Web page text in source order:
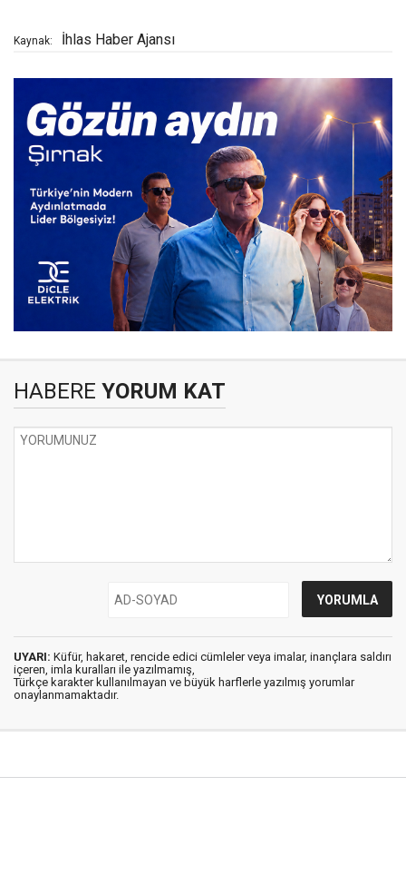
Kaynak: İhlas Haber Ajansı
HABERE YORUM KAT
UYARI: Küfür, hakaret, rencide edici cümleler veya imalar, inançlara saldırı
içeren, imla kuralları ile yazılmamış,
Türkçe karakter kullanılmayan ve büyük harflerle yazılmış yorumlar
onaylanmamaktadır.